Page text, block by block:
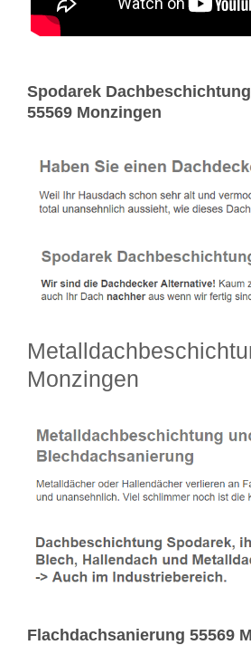
Spodarek
55569 Monzingen
Monzingen
Flachdachsanierung 55569